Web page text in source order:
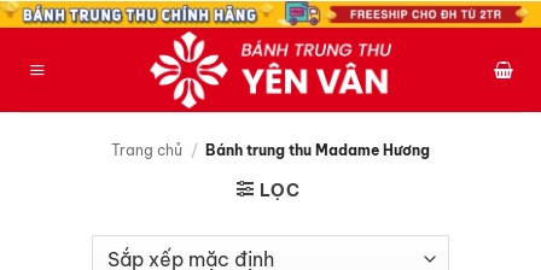
Bỏ
Trang chủ / Bánh trung thu Madame Hương
LỌC